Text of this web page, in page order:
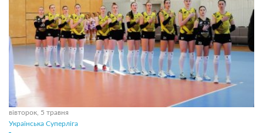
вівторок, 5 травня
Українська Суперліга